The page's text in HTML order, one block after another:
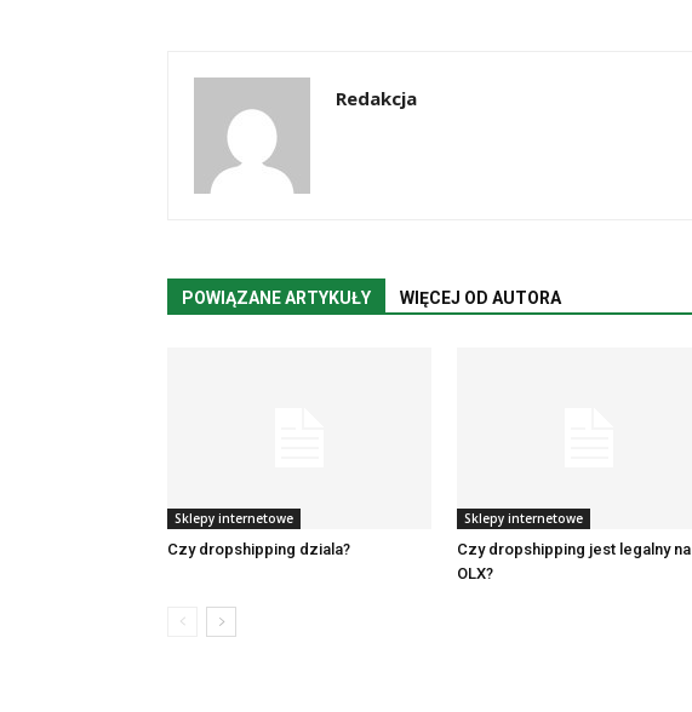
Redakcja
POWIĄZANE ARTYKUŁY WIĘCEJ OD AUTORA
Sklepy internetowe
Czy dropshipping dziala?
Sklepy internetowe
Czy dropshipping jest legalny na
OLX?